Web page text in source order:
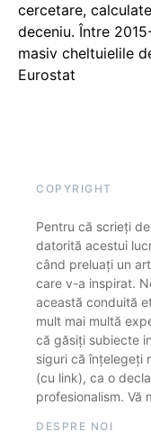
cercetare,
deceniu. Între
masiv cheltuielile
Eurostat
COPYRIGHT
Pentru că scrieți
datorită acestui
când preluați un
care v-a inspirat.
această conduită
mult mai multă
că găsiți subiecte
siguri că înțelegeți
(cu link), ca o
profesionalism. Vă
DESPRE NOI